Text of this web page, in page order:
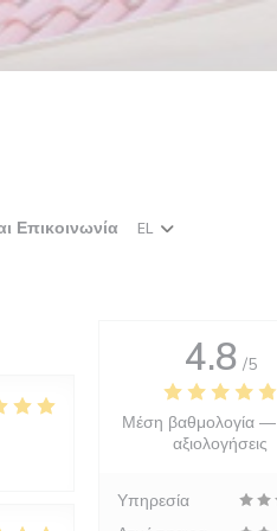
Επικοινωνία EL
4.8 /5
Μέση βαθμολογία —
αξιολογήσεις
Υπηρεσία